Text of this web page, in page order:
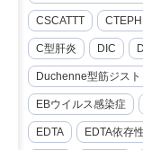
CSCATTT CTEPH
C型肝炎 DIC
Duchenne型筋ジス
EBウイルス感染症
EDTA EDTA依存